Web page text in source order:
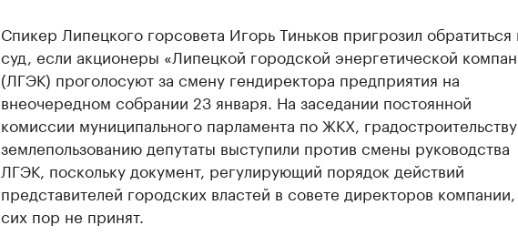
Спикер Липецкого горсовета Игорь Тиньков пригрозил обратиться
суд, если акционеры «Липецкой городской энергетической
(ЛГЭК) проголосуют за смену гендиректора предприятия на
внеочередном собрании 23 января. На заседании постоянной
комиссии муниципального парламента по ЖКХ,
землепользованию депутаты выступили против смены руководства
ЛГЭК, поскольку документ, регулирующий порядок действий
представителей городских властей в совете директоров
сих пор не принят.